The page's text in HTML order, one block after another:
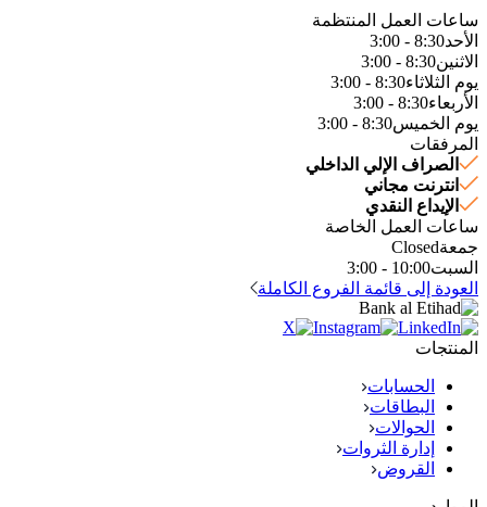
ساعات العمل المنتظمة
الأحد8:30 - 3:00
الاثنين8:30 - 3:00
يوم الثلاثاء8:30 - 3:00
الأربعاء8:30 - 3:00
يوم الخميس8:30 - 3:00
المرفقات
الصراف الإلي الداخلي
انترنت مجاني
الإيداع النقدي
ساعات العمل الخاصة
جمعةClosed
السبت10:00 - 3:00
العودة إلى قائمة الفروع الكاملة
المنتجات
الحسابات
البطاقات
الحوالات
إدارة الثروات
القروض